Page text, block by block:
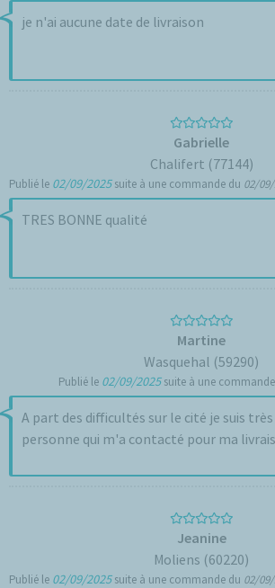
je n'ai aucune date de livraison
Gabrielle
Chalifert (77144)
Publié le 02/09/2025suite à une commande du 02/
TRES BONNE qualité
Martine
Wasquehal (59290)
Publié le 02/09/2025suite à une
A part des difficultés sur le cité je suis
personne qui m'a contacté pour ma
Jeanine
Moliens (60220)
Publié le 02/09/2025suite à une commande du 02/